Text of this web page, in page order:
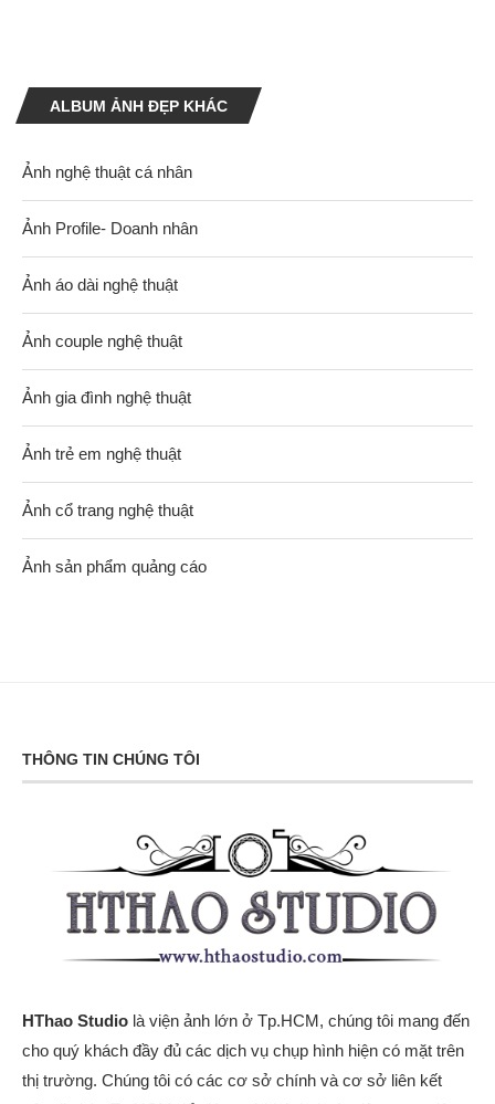
ALBUM ẢNH ĐẸP KHÁC
Ảnh nghệ thuật cá nhân
Ảnh Profile- Doanh nhân
Ảnh áo dài nghệ thuật
Ảnh couple nghệ thuật
Ảnh gia đình nghệ thuật
Ảnh trẻ em nghệ thuật
Ảnh cổ trang nghệ thuật
Ảnh sản phẩm quảng cáo
THÔNG TIN CHÚNG TÔI
HThao Studio là viện ảnh lớn ở Tp.HCM, chúng tôi mang đến
cho quý khách đầy đủ các dịch vụ chụp hình hiện có mặt trên
thị trường. Chúng tôi có các cơ sở chính và cơ sở liên kết